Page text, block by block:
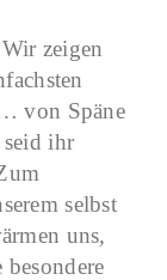
zeigen
von Späne
ihr
selbst
uns,